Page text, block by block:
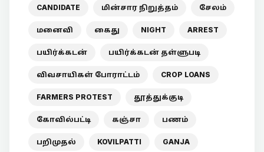
CANDIDATE மின்சார நிறுத்தம் சேலம்
மனைவி கைது NIGHT ARREST
பயிர்க்கடன் பயிர்க்கடன் தள்ளுபடி
விவசாயிகள் போராட்டம் CROP LOANS
FARMERS PROTEST தூத்துக்குடி
கோவில்பட்டி கஞ்சா பணம்
பறிமுதல் KOVILPATTI GANJA